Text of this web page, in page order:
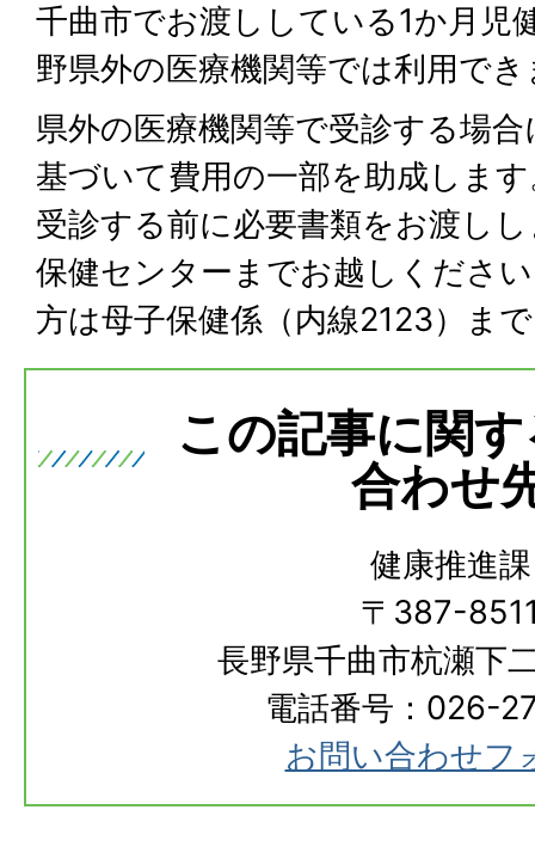
千曲市でお渡ししている1か月児
野県外の医療機関等では利用で
県外の医療機関等で受診する場
基づいて費用の一部を助成しま
受診する前に必要書類をお渡し
保健センターまでお越しくださ
方は母子保健係（内線2123）ま
この記事に関
合わせ
健康推進課
〒387-
長野県千曲市杭瀬下
電話番号：026-
お問い合わせフ